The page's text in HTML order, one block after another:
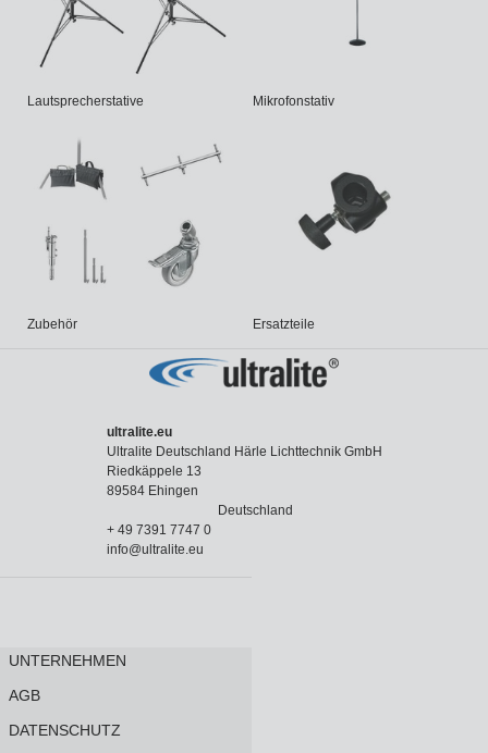
Lautsprecherstative Mikrofonstativ
Zubehör Ersatzteile
ultralite.eu
Ultralite Deutschland Härle Lichttechnik GmbH
Riedkäppele 13
89584 Ehingen
Deutschland
+ 49 7391 7747 0
info@ultralite.eu
UNTERNEHMEN
AGB
DATENSCHUTZ